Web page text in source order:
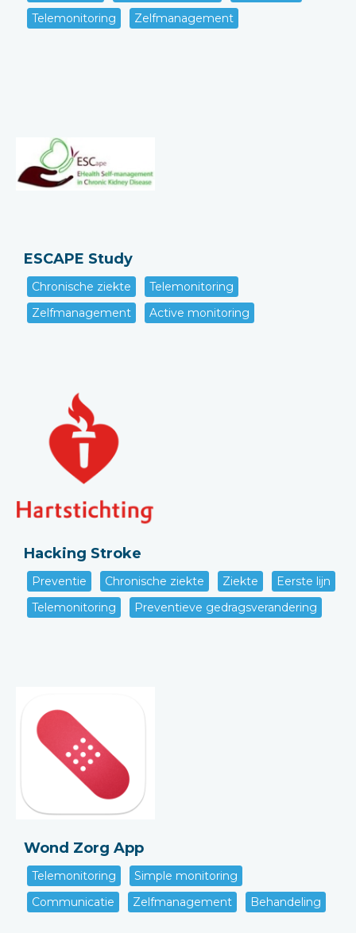
Telemonitoring
Zelfmanagement
ESCAPE Study
Chronische ziekte
Telemonitoring
Zelfmanagement
Active monitoring
Hacking Stroke
Preventie Chronische ziekte Ziekte
Eerste lijn
Telemonitoring
Preventieve gedragsverandering
Wond Zorg App
Telemonitoring
Simple monitoring
Communicatie
Zelfmanagement Behandeling